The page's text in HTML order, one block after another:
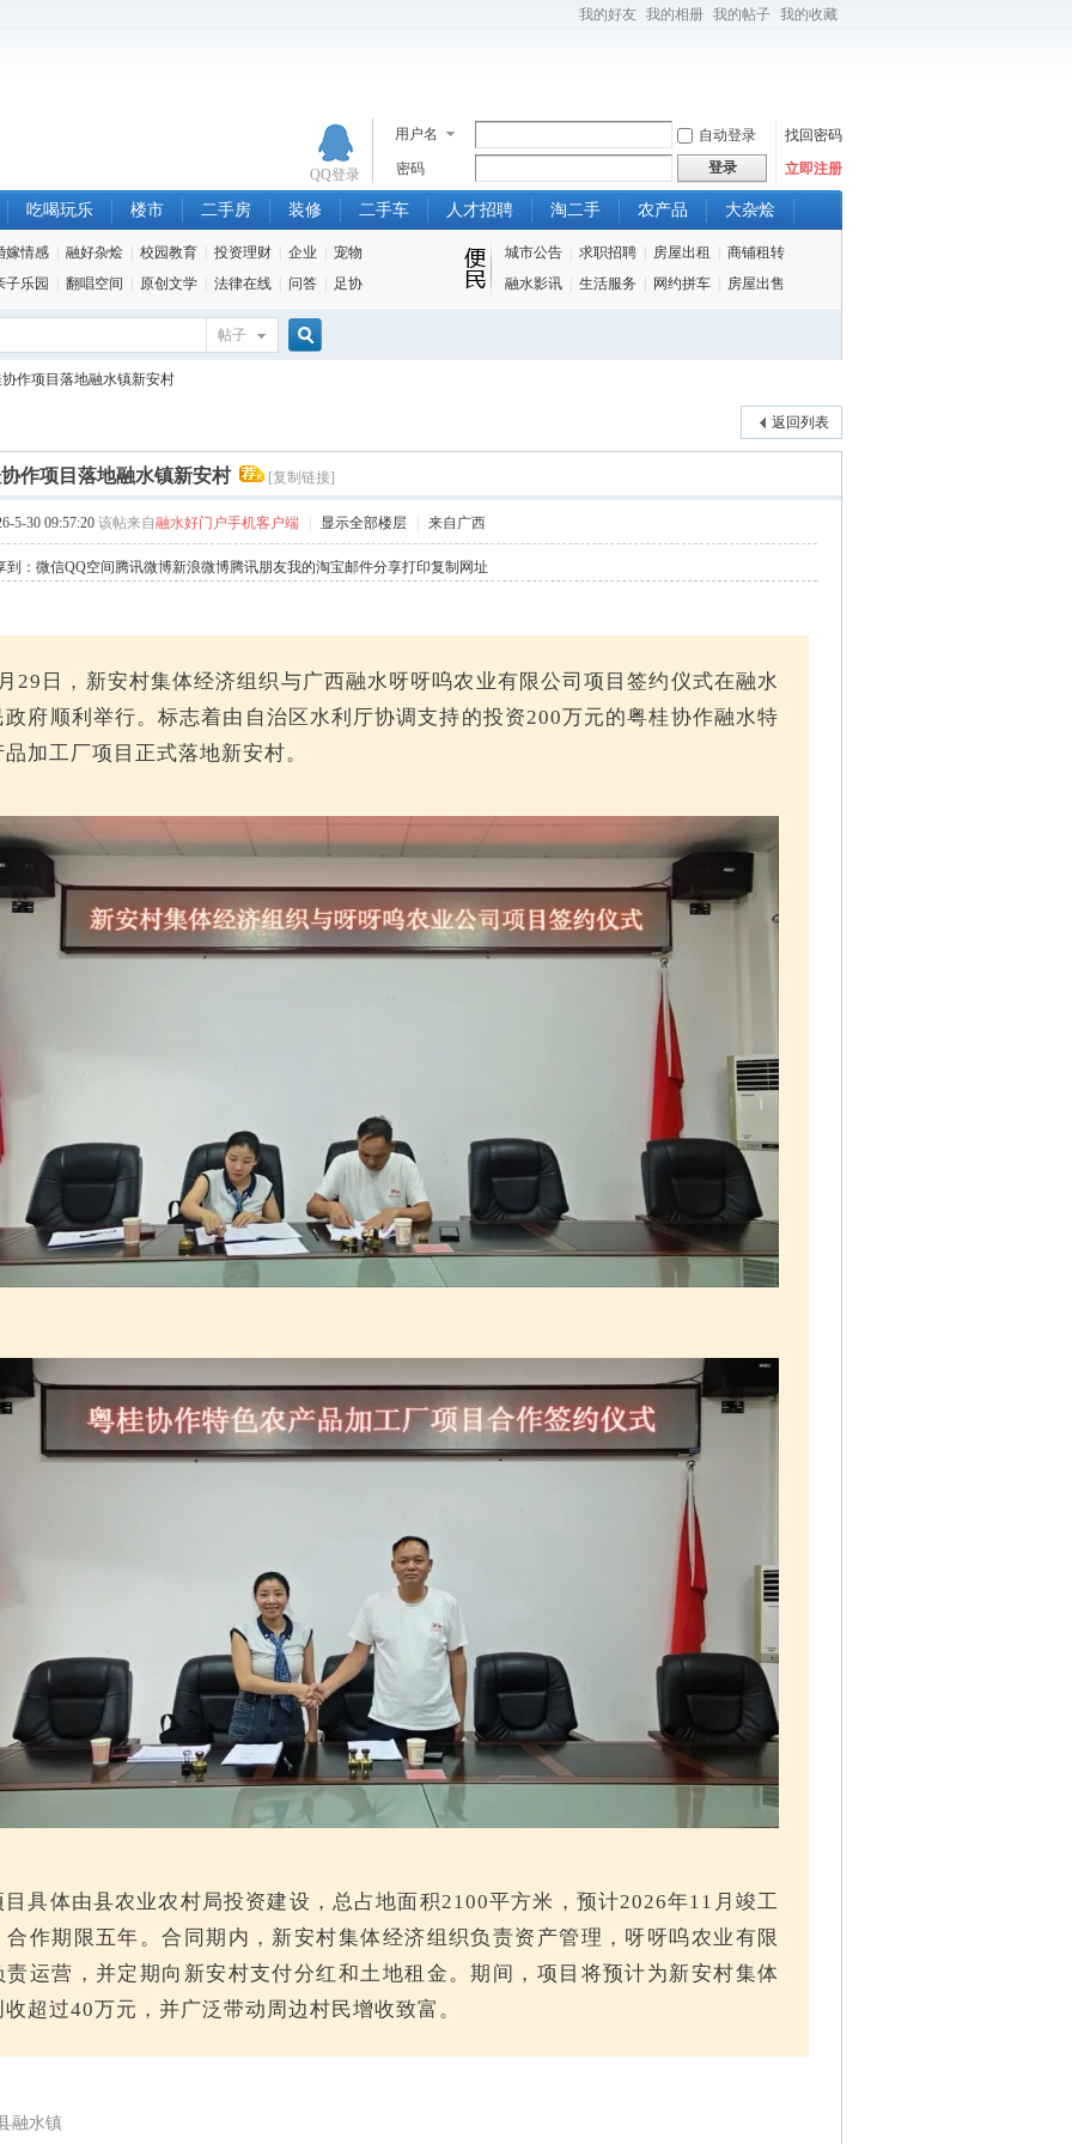
我的好友 我的相册 我的帖子 我的收藏
用户名 自动登录
找回密码
密码
登录 立即注册
QQ登录
吃喝玩乐 楼市 二手房 装修 二手车 人才招聘 淘二手 农产品 大杂烩
嫁情感 融好杂烩 校园教育 投资理财 企业 宠物 城市公告 求职招聘 房屋出租
商铺租转
子乐园
翻唱空间 原创文学 法律在线 问答 足协 融水影讯 生活服务 网约拼车 房屋出售
帖子
索
协作项目落地融水镇新安村
返回列表
作项目落地融水镇新安村 [复制链接]
5-30 09:57:20 该帖来自融水好门户手机客户端 显示全部楼层 来自广西
到： 微信QQ空间 腾讯微博新浪微博腾讯朋友我的淘宝邮件分享打印复制网址
29日，新安村集体经济组织与广西融水呀呀呜农业有限公司项目签约仪式在融水
政府顺利举行。标志着由自治区水利厅协调支持的投资200万元的粤桂协作融水特
加工厂项目正式落地新安村。
目具体由县农业农村局投资建设，总占地面积2100平方米，预计2026年11月竣工
合作期限五年。合同期内，新安村集体经济组织负责资产管理，呀呀呜农业有限
责运营，并定期向新安村支付分红和土地租金。期间，项目将预计为新安村集体
超过40万元，并广泛带动周边村民增收致富。
融水镇